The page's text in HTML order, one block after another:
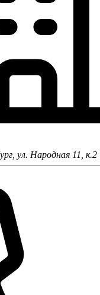
ул. Народная 11, к.2